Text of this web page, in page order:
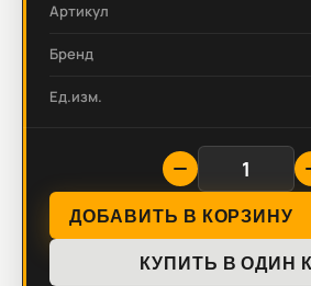
Артикул
Бренд
Ед.изм.
ДОБАВИТЬ В КОРЗИНУ
КУПИТЬ В ОДИН